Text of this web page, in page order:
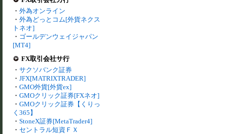
・ 外為オンライン
・ 外為どっとコム[外貨ネクス
トネオ]
・ ゴールデンウェイジャパン
[MT4]
FX取引会社サ行
・ サクソバンク証券
・ JFX[MATRIXTRADER]
・ GMO外貨[外貨ex]
・ GMOクリック証券[FXネオ]
・ GMOクリック証券【くりっ
く365】
・ StoneX証券[MetaTrader4]
・ セントラル短資ＦＸ